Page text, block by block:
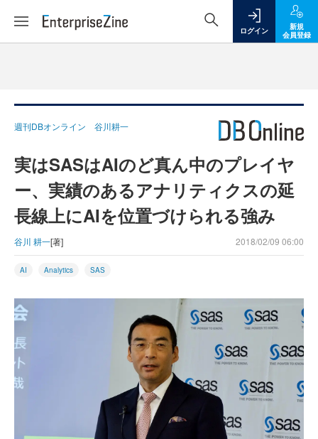
ログイン
新規
会員登録
週刊DBオンライン 谷川耕一
実はSASはAIのど真ん中のプレイヤ
ー、実績のあるアナリティクスの延
長線上にAIを位置づけられる強み
谷川 耕一[著] 2018/02/09 06:00
AI Analytics SAS